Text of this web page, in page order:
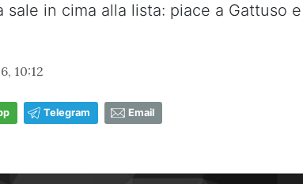
in cima alla lista: piace a Gattuso
10:12
Telegram Email